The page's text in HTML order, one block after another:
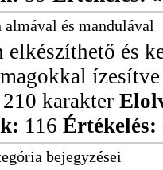
és mandulával
elkészíthető és
210 karakter
116 Értékelés:
bejegyzései